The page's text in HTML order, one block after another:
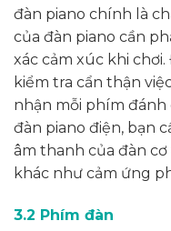
đàn piano chính là
của đàn piano cần
xác cảm xúc khi
kiểm tra cẩn thận
nhận mỗi phím đánh
đàn piano điện, bạn
âm thanh của đàn
khác như cảm ứng
3.2 Phím đàn